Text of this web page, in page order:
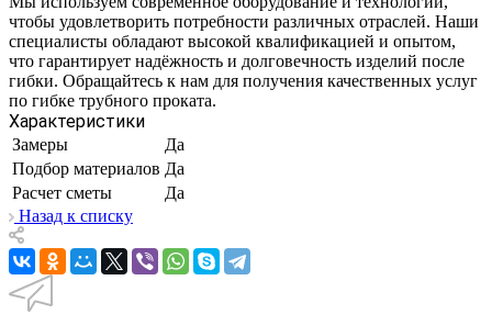
чтобы удовлетворить потребности различных отраслей. Наши
специалисты обладают высокой квалификацией и опытом,
что гарантирует надёжность и долговечность изделий после
гибки. Обращайтесь к нам для получения качественных услуг
по гибке трубного проката.
Характеристики
Замеры
Да
Подбор материалов Да
Расчет сметы
Да
Назад к списку